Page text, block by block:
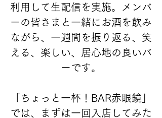
利用して生配信を実施。メンバ
ーの皆さまと一緒にお酒を飲み
ながら、一週間を振り返る、笑
える、楽しい、居心地の良いバ
ーです。
「ちょっと一杯！BAR赤眼鏡」
では、まずは一回入店してみた